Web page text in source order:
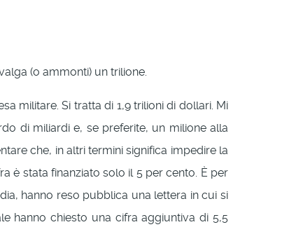
(o ammonti) un trilione.
militare. Si tratta di 1,9 trilioni di dollari. Mi
di miliardi e, se preferite, un milione alla
che, in altri termini significa impedire la
è stata finanziato solo il 5 per cento. È per
hanno reso pubblica una lettera in cui si
hanno chiesto una cifra aggiuntiva di 5,5